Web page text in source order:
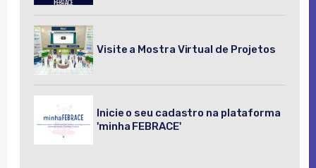
Visite a Mostra Virtual de Projetos
Inicie o seu cadastro na plataforma
'minha FEBRACE'